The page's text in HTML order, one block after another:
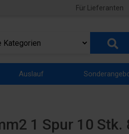
Für Lieferanten
Auslauf
1 Spur 10 Stk.